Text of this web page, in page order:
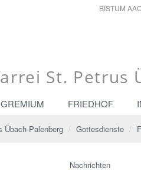
BISTUM
St. Petrus
GREMIUM FRIEDHOF
Übach-Palenberg Gottesdienste
Nachrichten